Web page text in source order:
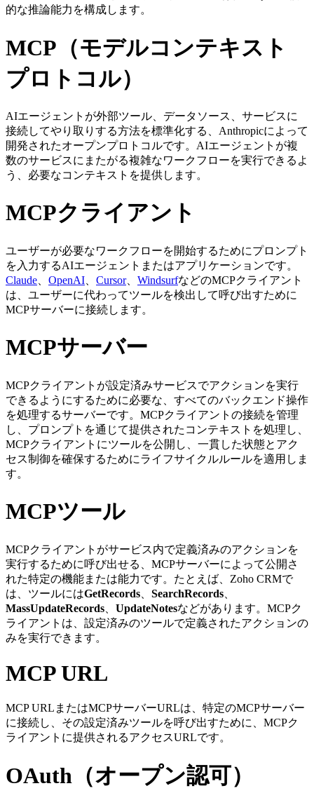
的な推論能力を構成します。
MCP（モデルコンテキスト
プロトコル）
AIエージェントが外部ツール、データソース、サービスに
接続してやり取りする方法を標準化する、Anthropicによって
開発されたオープンプロトコルです。AIエージェントが複
数のサービスにまたがる複雑なワークフローを実行できるよ
う、必要なコンテキストを提供します。
MCPクライアント
ユーザーが必要なワークフローを開始するためにプロンプト
を入力するAIエージェントまたはアプリケーションです。
Claude
OpenAI Cursor、 WindsurfなどのMCPクライアント
は、ユーザーに代わってツールを検出して呼び出すために
MCPサーバーに接続します。
MCPサーバー
MCPクライアントが設定済みサービスでアクションを実行
できるようにするために必要な、すべてのバックエンド操作
を処理するサーバーです。MCPクライアントの接続を管理
し、プロンプトを通じて提供されたコンテキストを処理し、
MCPクライアントにツールを公開し、一貫した状態とアク
セス制御を確保するためにライフサイクルルールを適用しま
す。
MCPツール
MCPクライアントがサービス内で定義済みのアクションを
実行するために呼び出せる、MCPサーバーによって公開さ
れた特定の機能または能力です。たとえば、Zoho CRMで
は、ツールにはGetRecords SearchRecords
MassUpdateRecords
UpdateNotesなどがあります。MCPク
ライアントは、設定済みのツールで定義されたアクションの
みを実行できます。
MCP URL
MCP URLまたはMCPサーバーURLは、特定のMCPサーバー
に接続し、その設定済みツールを呼び出すために、MCPク
ライアントに提供されるアクセスURLです。
OAuth（オープン認可）